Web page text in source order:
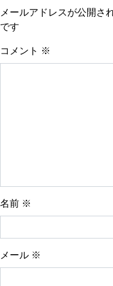
メールアドレスが公開さ
です
コメント ※
名前 ※
メール ※